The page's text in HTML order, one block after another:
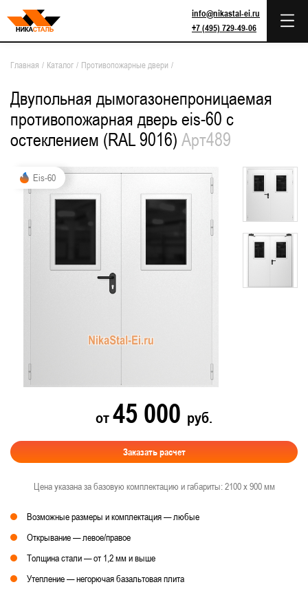
info@nikastal-ei.ru
+7 (495) 729-49-06
Главная / Каталог / Противопожарные двери /
Двупольная дымогазонепроницаемая
противопожарная дверь eis-60 с
остеклением (RAL 9016) Арт489
Eis-60
от45 000 руб.
Заказать расчет
Цена указана за базовую комплектацию и габариты: 2100 х 900 мм
Возможные размеры и комплектация — любые
Открывание — левое/правое
Толщина стали — от 1,2 мм и выше
Утепление — негорючая базальтовая плита